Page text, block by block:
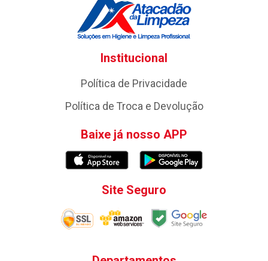
Institucional
Política de Privacidade
Política de Troca e Devolução
Baixe já nosso APP
Site Seguro